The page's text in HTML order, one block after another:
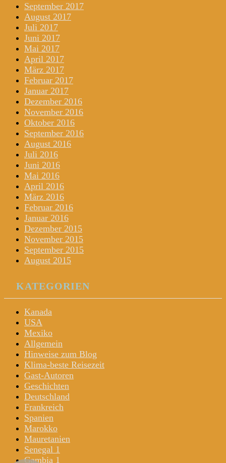
September 2017
August 2017
Juli 2017
Juni 2017
Mai 2017
April 2017
März 2017
Februar 2017
Januar 2017
Dezember 2016
November 2016
Oktober 2016
September 2016
August 2016
Juli 2016
Juni 2016
Mai 2016
April 2016
März 2016
Februar 2016
Januar 2016
Dezember 2015
November 2015
September 2015
August 2015
KATEGORIEN
Kanada
USA
Mexiko
Allgemein
Hinweise zum Blog
Klima-beste Reisezeit
Gast-Autoren
Geschichten
Deutschland
Frankreich
Spanien
Marokko
Mauretanien
Senegal 1
Gambia 1